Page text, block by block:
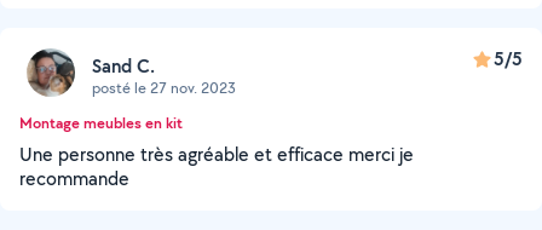
Sand C.
posté le 27 nov. 2023
5/5
Montage meubles en kit
Une personne très agréable et efficace merci je
recommande